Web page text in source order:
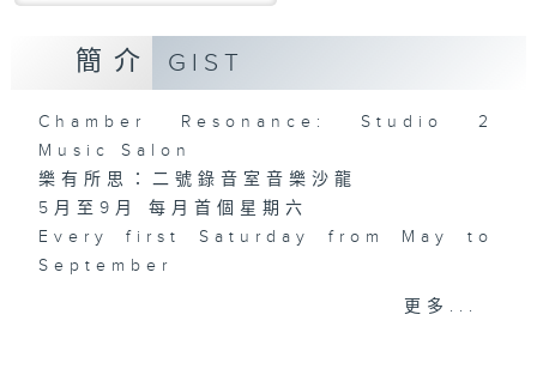
簡介 GIST
Chamber Resonance: Studio 2
Music Salon
樂有所思：二號錄音室音樂沙龍
5月至9月 每月首個星期六
Every first Saturday from May to
September
更多...